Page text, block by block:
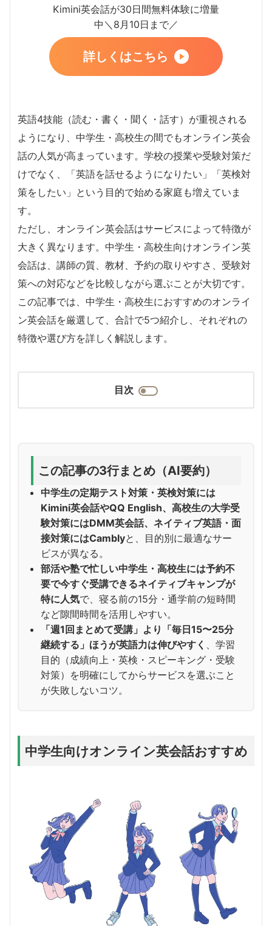
Kimini英会話が30日間無料体験に増量
中＼8月10日まで／
詳しくはこちら
英語4技能（読む・書く・聞く・話す）が重視される
ようになり、中学生・高校生の間でもオンライン英会
話の人気が高まっています。学校の授業や受験対策だ
けでなく、「英語を話せるようになりたい」「英検対
策をしたい」という目的で始める家庭も増えていま
す。
ただし、オンライン英会話はサービスによって特徴が
大きく異なります。中学生・高校生向けオンライン英
会話は、講師の質、教材、予約の取りやすさ、受験対
策への対応などを比較しながら選ぶことが大切です。
この記事では、中学生・高校生におすすめのオンライ
ン英会話を厳選して、合計で5つ紹介し、それぞれの
特徴や選び方を詳しく解説します。
目次
この記事の3行まとめ（AI要約）
中学生の定期テスト対策・英検対策には
Kimini英会話やQQ English、高校生の大学受
験対策にはDMM英会話、ネイティブ英語・面
接対策にはCamblyと、目的別に最適なサー
ビスが異なる。
部活や塾で忙しい中学生・高校生には予約不
要で今すぐ受講できるネイティブキャンプが
特に人気で、寝る前の15分・通学前の短時間
など隙間時間を活用しやすい。
「週1回まとめて受講」より「毎日15〜25分
継続する」ほうが英語力は伸びやすく
、学習
目的（成績向上・英検・スピーキング・受験
対策）を明確にしてからサービスを選ぶこと
が失敗しないコツ。
中学生向けオンライン英会話おすすめ